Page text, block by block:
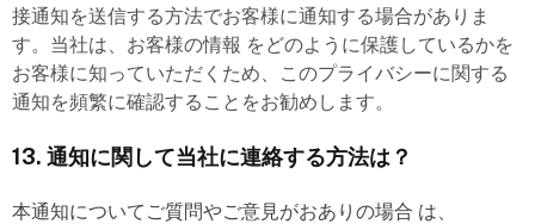
接通知を送信する方法でお客様に通知する場合がありま
す。当社は、お客様の情報 をどのように保護しているかを
お客様に知っていただくため、このプライバシーに関する
通知を頻繁に確認することをお勧めします。
13. 通知に関して当社に連絡する方法は？
本通知についてご質問やご意見がおありの場合 は、